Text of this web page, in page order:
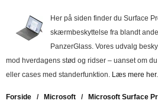
Her på siden finder du Surface
skærmbeskyttelse fra blandt
PanzerGlass. Vores udvalg
mod hverdagens stød og ridser – uanset om
eller cases med standerfunktion. Læs mere her.
Forside / Microsoft / Microsoft Surface